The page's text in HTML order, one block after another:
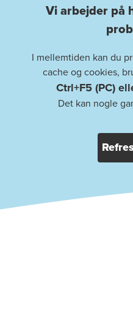
Vi arbejder på
I mellemtiden kan du
cache og cookies,
Ctrl+F5 (PC)
Det kan nogle